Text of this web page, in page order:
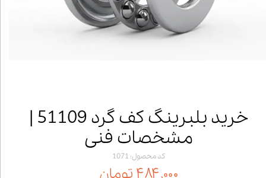
خرید بلبرینگ کف گرد 51109 |
مشخصات فنی
کد محصول: 1071
۴۸۴,۰۰۰ تومان